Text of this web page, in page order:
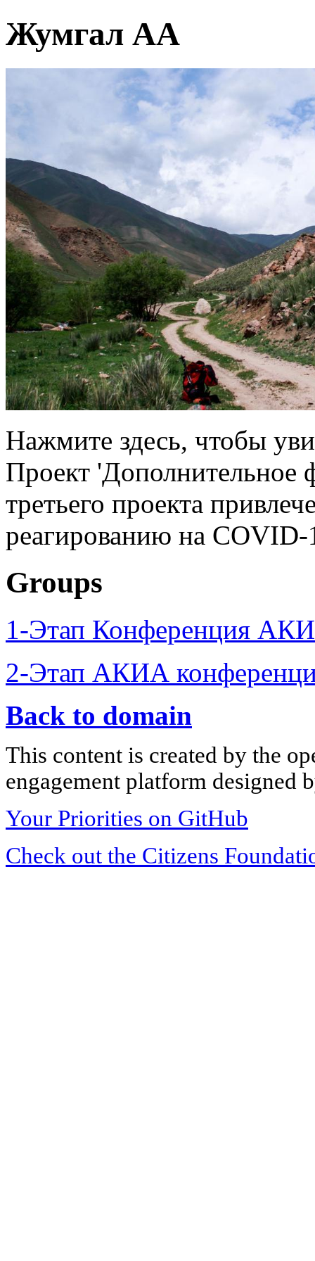
Жумгал АА
Нажмите здесь, чтобы
Проект 'Дополнительное
третьего проекта
реагированию на COVID-
Groups
1-Этап Конференция
2-Этап АКИА
Back to domain
This content is created by the
engagement platform designed
Your Priorities on GitHub
Check out the Citizens